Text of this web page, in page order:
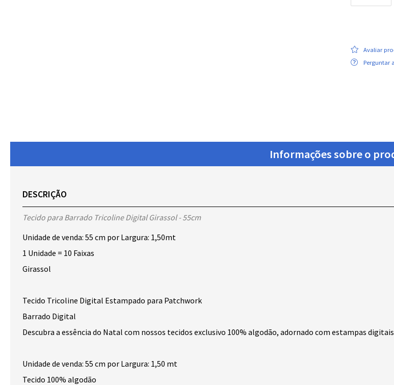
Avaliar
Perguntar
Informações sobre o
DESCRIÇÃO
Tecido para Barrado Tricoline Digital Girassol - 55cm
Unidade de venda: 55 cm por Largura: 1,50mt
1 Unidade = 10 Faixas
Girassol
Tecido Tricoline Digital Estampado para Patchwork
Barrado Digital
Descubra a essência do Natal com nossos tecidos exclusivo 100% algodão, adornado com estampas
Unidade de venda: 55 cm por Largura: 1,50 mt
Tecido 100% algodão